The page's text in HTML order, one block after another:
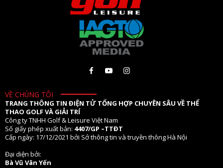
VỀ CHÚNG TÔI
TRANG THÔNG TIN ĐIỆN TỬ TỔNG HỢP CHUYÊN SÂU VỀ THỂ
THAO GOLF VÀ GIẢI TRÍ
Công ty TNHH Golf & Leisure Việt Nam
Số giấy phép xuất bản: 4407/GP –TTĐT
Cấp ngày: 17/12/2021 bởi Sở thông tin và truyền thông Hà Nội
Đại diện bởi:
Bà Vũ Vân Yến